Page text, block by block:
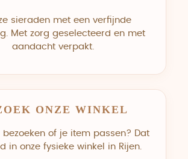
sieraden met een verfijnde
Met zorg geselecteerd en met
aandacht verpakt.
ONZE WINKEL
bezoeken of je item passen? Dat
in onze fysieke winkel in Rijen.